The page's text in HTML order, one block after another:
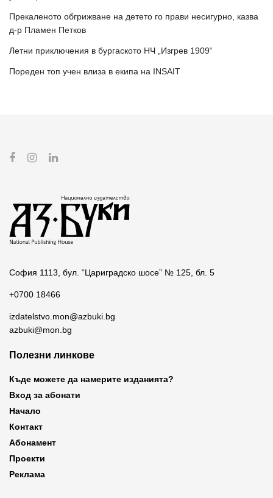
Прекаленото обгрижване на детето го прави несигурно, казва
д-р Пламен Петков
Летни приключения в бургаското НЧ „Изгрев 1909“
Пореден топ учен влиза в екипа на INSAIT
София 1113, бул. “Цариградско шосе” № 125, бл. 5
+0700 18466
izdatelstvo.mon@azbuki.bg
azbuki@mon.bg
Полезни линкове
Къде можете да намерите изданията?
Вход за абонати
Начало
Контакт
Абонамент
Проекти
Реклама